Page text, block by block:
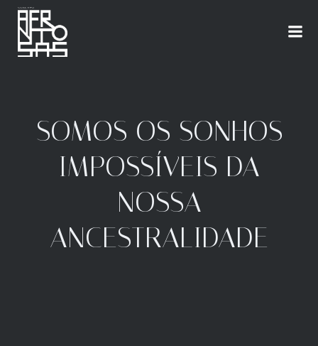
SOMOS OS SONHOS
IMPOSSÍVEIS DA
NOSSA
ANCESTRALIDADE